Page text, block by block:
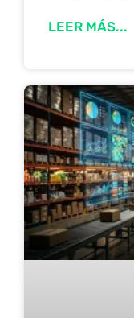
LEER MÁS...